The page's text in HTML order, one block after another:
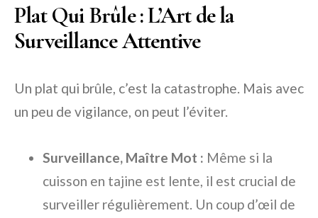
Plat Qui Brûle : L’Art de la
Surveillance Attentive
Un plat qui brûle, c’est la catastrophe. Mais avec
un peu de vigilance, on peut l’éviter.
Surveillance, Maître Mot : Même si la
cuisson en tajine est lente, il est crucial de
surveiller régulièrement. Un coup d’œil de